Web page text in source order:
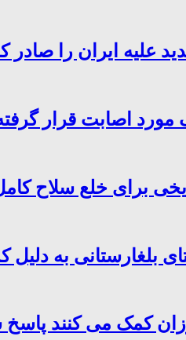
علیه ایران را صادر
اصابت قرار
برای خلع سلاح
بلغارستانی به دلیل
کمک می کنند